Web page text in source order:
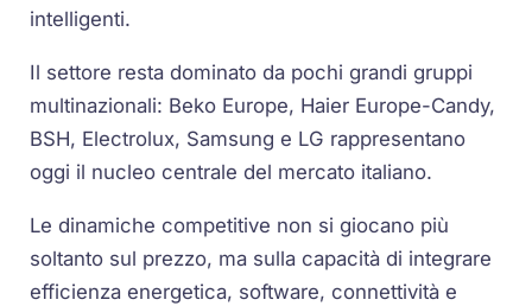
intelligenti.
Il settore resta dominato da pochi grandi gruppi
multinazionali: Beko Europe, Haier Europe-Candy,
BSH, Electrolux, Samsung e LG rappresentano
oggi il nucleo centrale del mercato italiano.
Le dinamiche competitive non si giocano più
soltanto sul prezzo, ma sulla capacità di integrare
efficienza energetica, software, connettività e